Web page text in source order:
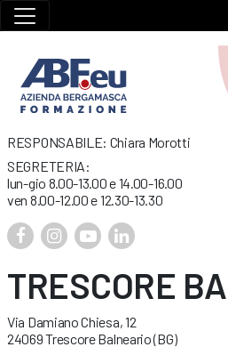
RESPONSABILE: Chiara Morotti
SEGRETERIA:
lun-gio 8.00-13.00 e 14.00-16.00
ven 8.00-12.00 e 12.30-13.30
TRESCORE
Via Damiano Chiesa, 12
24069 Trescore Balneario (BG)